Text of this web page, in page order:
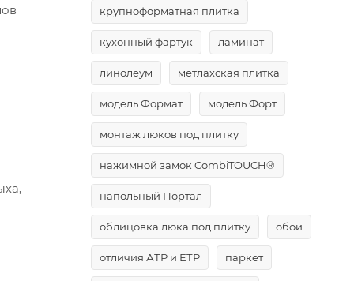
крупноформатная плитка
кухонный фартук ламинат
линолеум метлахская плитка
модель Формат модель Форт
монтаж люков под плитку
нажимной замок CombiTOUCH®
напольный Портал
облицовка люка под плитку обои
отличия АТР и ЕТР паркет